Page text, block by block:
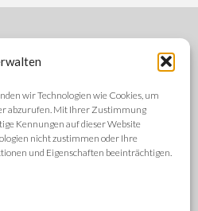
wir Technologien wie Cookies, um
abzurufen. Mit Ihrer Zustimmung
Kennungen auf dieser Website
nicht zustimmen oder Ihre
und Eigenschaften beeinträchtigen.